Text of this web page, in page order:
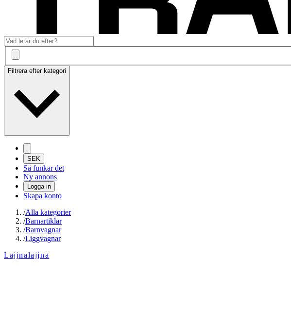
Filtrera efter kategori
SEK
Så funkar det
Ny annons
Logga in
Skapa konto
/Alla kategorier
/Barnartiklar
/Barnvagnar
/Liggvagnar
Lajjnalajjna